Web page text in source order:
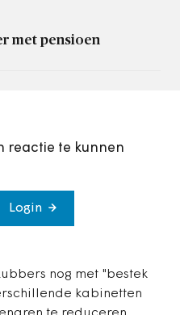
met pensioen
reactie te kunnen
Login
nog met "bestek
kabinetten